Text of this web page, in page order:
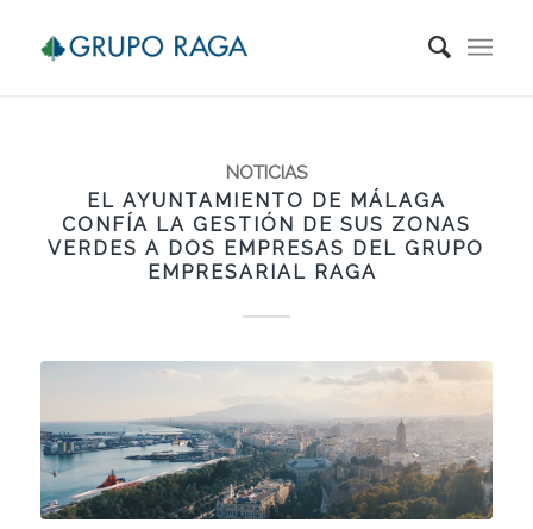
NOTICIAS
EL AYUNTAMIENTO DE MÁLAGA
CONFÍA LA GESTIÓN DE SUS ZONAS
VERDES A DOS EMPRESAS DEL GRUPO
EMPRESARIAL RAGA